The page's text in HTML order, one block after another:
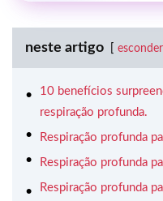
neste artigo
10 benefícios
respiração profunda.
Respiração profunda
Respiração profunda
Respiração profunda